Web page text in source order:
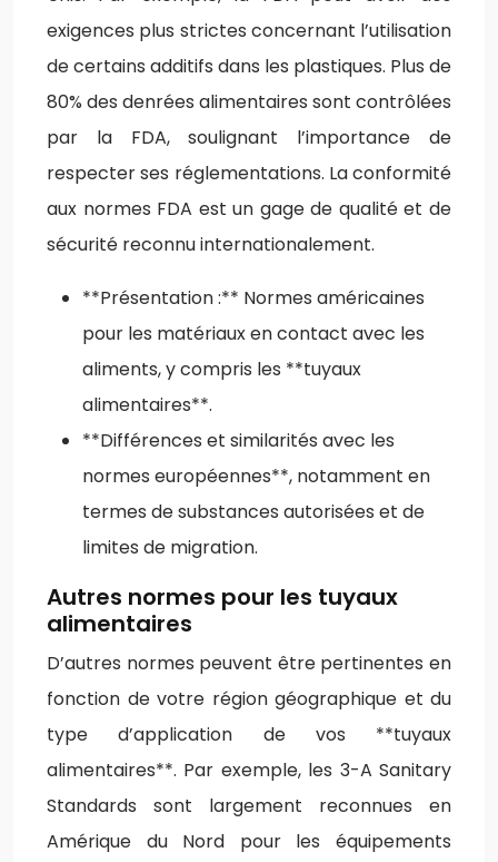
exigences plus strictes concernant l’utilisation
de certains additifs dans les plastiques. Plus de
80% des denrées alimentaires sont contrôlées
par la FDA, soulignant l’importance de
respecter ses réglementations. La conformité
aux normes FDA est un gage de qualité et de
sécurité reconnu internationalement.
**Présentation :** Normes américaines
pour les matériaux en contact avec les
aliments, y compris les **tuyaux
alimentaires**.
**Différences et similarités avec les
normes européennes**, notamment en
termes de substances autorisées et de
limites de migration.
Autres normes pour les tuyaux
alimentaires
D’autres normes peuvent être pertinentes en
fonction de votre région géographique et du
type d’application de vos **tuyaux
alimentaires**. Par exemple, les 3-A Sanitary
Standards sont largement reconnues en
Amérique du Nord pour les équipements